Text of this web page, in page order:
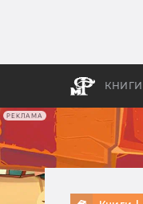
РЕКЛАМА
КНИГИ